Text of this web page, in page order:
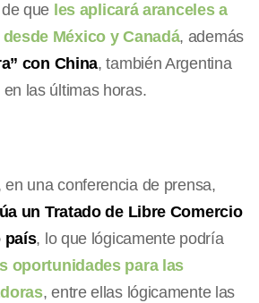
que les aplicará aranceles a
México y Canadá, además
con China, también Argentina
las últimas horas.
una conferencia de prensa,
un Tratado de Libre Comercio
país, lo que lógicamente podría
oportunidades para las
, entre ellas lógicamente las